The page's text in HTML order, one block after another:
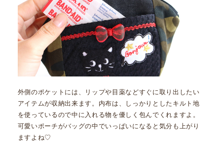
外側のポケットには、リップや目薬などすぐに取り出したい
アイテムが収納出来ます。内布は、しっかりとしたキルト地
を使っているので中に入れる物を優しく包んでくれますよ。
可愛いポーチがバッグの中でいっぱいになると気分も上がり
ますよね♡